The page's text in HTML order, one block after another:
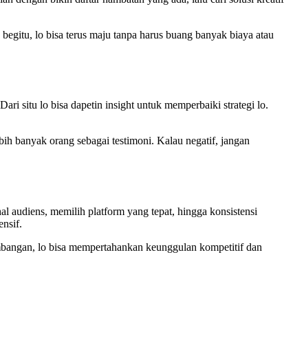
lo bisa terus maju tanpa harus buang banyak biaya atau
situ lo bisa dapetin insight untuk memperbaiki strategi lo.
banyak orang sebagai testimoni. Kalau negatif, jangan
audiens, memilih platform yang tepat, hingga konsistensi
lo bisa mempertahankan keunggulan kompetitif dan